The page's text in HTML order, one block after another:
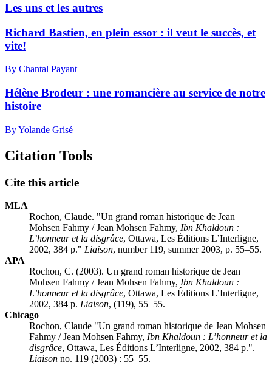
Les uns et les autres
Richard Bastien, en plein essor : il veut le succès, et
vite!
By Chantal Payant
Hélène Brodeur : une romancière au service de notre
histoire
By Yolande Grisé
Citation Tools
Cite this article
MLA
Rochon, Claude. "Un grand roman historique de Jean
Mohsen Fahmy / Jean Mohsen Fahmy, Ibn Khaldoun :
L’honneur et la disgrâce, Ottawa, Les Éditions L’Interligne,
2002, 384 p." Liaison, number 119, summer 2003, p. 55–55.
APA
Rochon, C. (2003). Un grand roman historique de Jean
Mohsen Fahmy / Jean Mohsen Fahmy, Ibn Khaldoun :
L’honneur et la disgrâce, Ottawa, Les Éditions L’Interligne,
2002, 384 p. Liaison, (119), 55–55.
Chicago
Rochon, Claude "Un grand roman historique de Jean Mohsen
Fahmy / Jean Mohsen Fahmy, Ibn Khaldoun : L’honneur et la
disgrâce, Ottawa, Les Éditions L’Interligne, 2002, 384 p.".
Liaison no. 119 (2003) : 55–55.